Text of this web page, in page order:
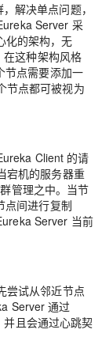
解决单点问题，
Server 采
化的架构，无
这种架构风格
节点需要添加一
节点都可被视为
Client 的请
宕机的服务器重
管理之中。当节
点间进行复制
Server 当前
尝试从邻近节点
Server 通过
且会通过心跳契